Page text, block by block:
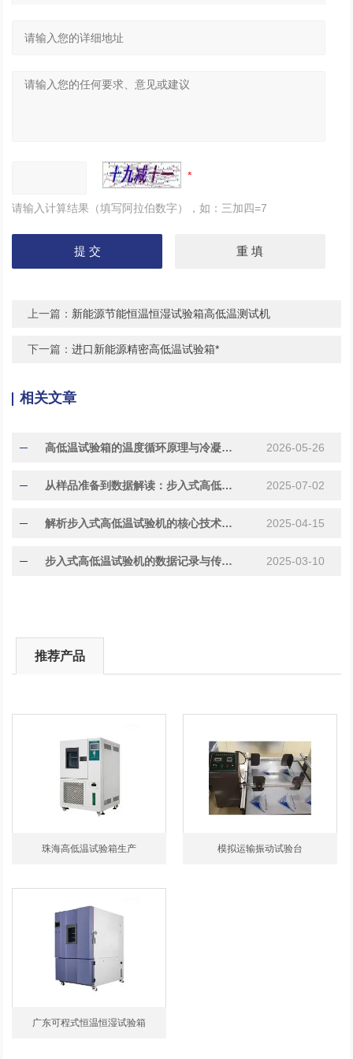
请输入计算结果（填写阿拉伯数字），如：三加四=7
上一篇： 新能源节能恒温恒湿试验箱高低温测试机
下一篇：进口新能源精密高低温试验箱*
相关文章
高低温试验箱的温度循环原理与冷凝器维护 2026-05-26
从样品准备到数据解读：步入式高低温试验机全流程指南 2025-07-02
解析步入式高低温试验机的核心技术与优势 2025-04-15
步入式高低温试验机的数据记录与传输功能解析 2025-03-10
推荐产品
珠海高低温试验箱生产 模拟运输振动试验台
广东可程式恒温恒湿试验箱